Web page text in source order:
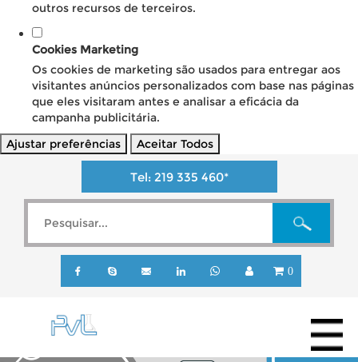
outros recursos de terceiros.
Cookies Marketing
Os cookies de marketing são usados para entregar aos
visitantes anúncios personalizados com base nas páginas
que eles visitaram antes e analisar a eficácia da
campanha publicitária.
Ajustar preferências
Aceitar Todos
Tel: 219 335 460*
0